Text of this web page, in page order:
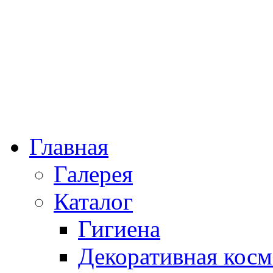
Главная
Галерея
Каталог
Гигиена
Декоративная